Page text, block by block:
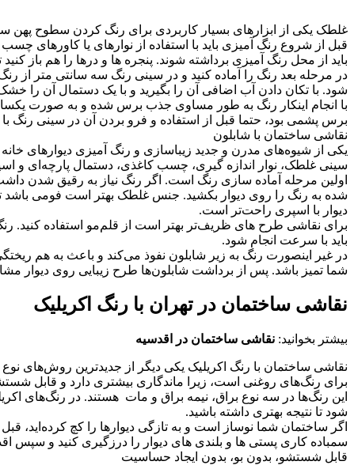
غلطک یکی از ابزارهای بسیار کاربردی برای رنگ کردن سطوح پهن
قبل از شروع رنگ آمیزی باید با استفاده از نوارهای یا کاورهای
باید از محل رنگ آمیزی برداشته شوند. پنجره ها و درها را هم باز
در مرحله بعد رنگ را آماده کنید و در سینی رنگ سه سانتی متر از
شود. با تکان دادن آب اضافی آن را بگیرید و با یک دستمال آن را
با انجام اینکار رنگ به طور مساوی جذب برس شده و به صورت
برس پشمی بود، حتما قبل از استفاده و فرو بردن آن در سینی رنگ
نقاشی ساختمان با شابلون
یکی از شیوه‌های مدرن و جدید زیباسازی و رنگ آمیزی دیوارهای خانه
سینی غلطک، نوار اندازه‌ گیری، چسب کاغذی، دستمال پارچه‌ای و
اولین مرحله آماده سازی رنگ است. اگر رنگ نیاز به رقیق شدن
شده به رنگ را روی دیوار بکشید. جنس غلطک بهتر است فومی باشد
دیوار با اسپری راحت‌تر است.
برای نقاشی طرح‌ های ظریف‌تر بهتر است از قلم‌مو استفاده
باید با سرعت انجام شود.
در غیر اینصورت رنگ به زیر شابلون نفوذ می‌کند و باعث به هم
شما تمیز باشد. پس از برداشت شابلون‌ها طرح زیبایی روی دیوار
نقاشی ساختمان در تهران با رنگ اکریلیک
بیشتر بخوانید: نقاشی ساختمان در اقدسیه
نقاشی ساختمان با رنگ اکریلیک یکی دیگر از جدیدترین روش‌های
برای رنگ‌های روغنی است، زیرا ماندگاری بیشتری دارد و قابل
این رنگ‌ها در سه نوع براق، نیمه براق و مات هستند. در رنگ‌های
شود تا نتیجه بهتری داشته باشید.
اگر ساختمان شما نوساز است و به تازگی دیوارها را کچ کرده‌اید، قبل
سمباده کاری پستی ها و بلندی های دیوار را درزگیری کنید و سپس
قابل شستشو، بدون بو، بدون ایجاد حساسیت